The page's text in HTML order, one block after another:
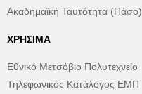
Ακαδημαϊκή Ταυτότητα (Πάσο)
ΧΡΉΣΙΜΑ
Εθνικό Μετσόβιο Πολυτεχνείο
Τηλεφωνικός Κατάλογος ΕΜΠ